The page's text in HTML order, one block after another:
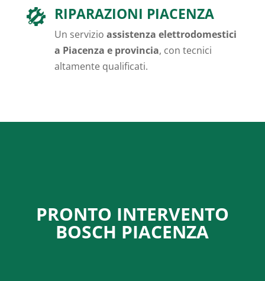
RIPARAZIONI PIACENZA
Un servizio assistenza elettrodomestici
a Piacenza e provincia, con tecnici
altamente qualificati.
PRONTO INTERVENTO
BOSCH PIACENZA